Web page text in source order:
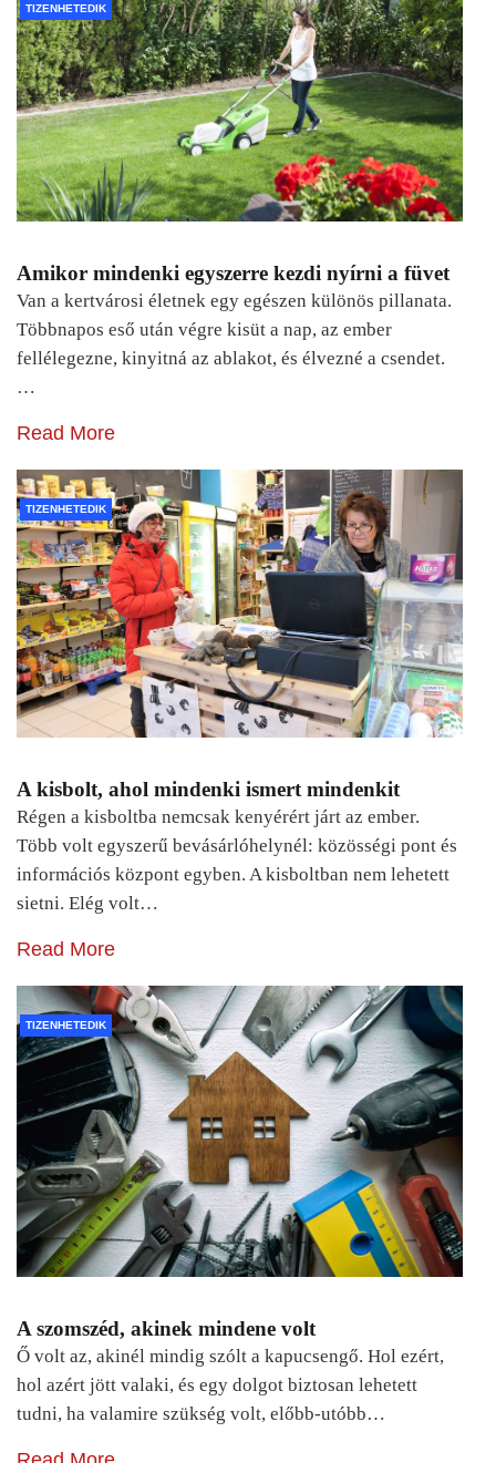
TIZENHETEDIK
Amikor mindenki egyszerre kezdi nyírni a füvet
Van a kertvárosi életnek egy egészen különös pillanata.
Többnapos eső után végre kisüt a nap, az ember
fellélegezne, kinyitná az ablakot, és élvezné a csendet.
…
Read More
TIZENHETEDIK
A kisbolt, ahol mindenki ismert mindenkit
Régen a kisboltba nemcsak kenyérért járt az ember.
Több volt egyszerű bevásárlóhelynél: közösségi pont és
információs központ egyben. A kisboltban nem lehetett
sietni. Elég volt…
Read More
TIZENHETEDIK
A szomszéd, akinek mindene volt
Ő volt az, akinél mindig szólt a kapucsengő. Hol ezért,
hol azért jött valaki, és egy dolgot biztosan lehetett
tudni, ha valamire szükség volt, előbb-utóbb…